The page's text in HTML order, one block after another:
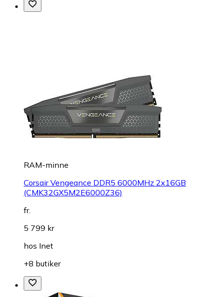
RAM-minne
Corsair Vengeance DDR5 6000MHz 2x16GB
(CMK32GX5M2E6000Z36)
fr.
5 799 kr
hos Inet
+8 butiker